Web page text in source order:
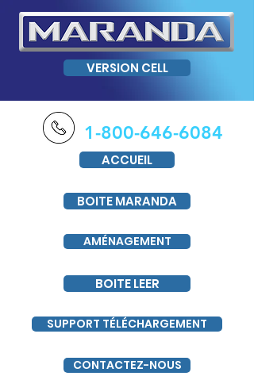
VERSION CELL
1-800-646-6084
ACCUEIL
BOITE MARANDA
AMÉNAGEMENT
BOITE LEER
SUPPORT TÉLÉCHARGEMENT
CONTACTEZ-NOUS